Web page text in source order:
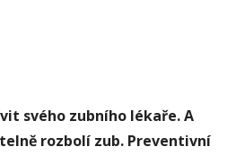
svého zubního lékaře. A
rozbolí zub. Preventivní